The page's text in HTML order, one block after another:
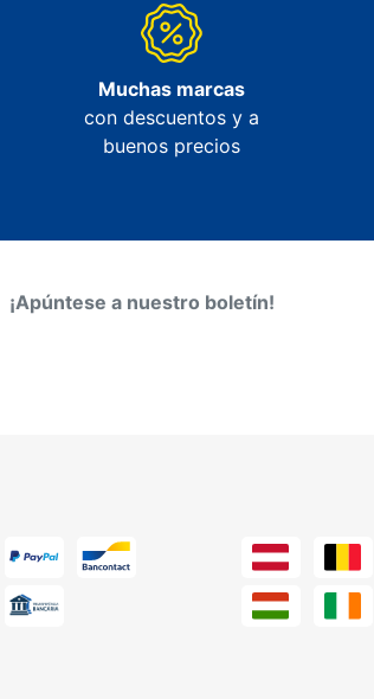
Muchas marcas
con descuentos y a
buenos precios
¡Apúntese a nuestro boletín!